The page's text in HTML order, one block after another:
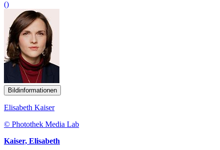
()
Bildinformationen
Elisabeth Kaiser
© Photothek Media Lab
Kaiser, Elisabeth